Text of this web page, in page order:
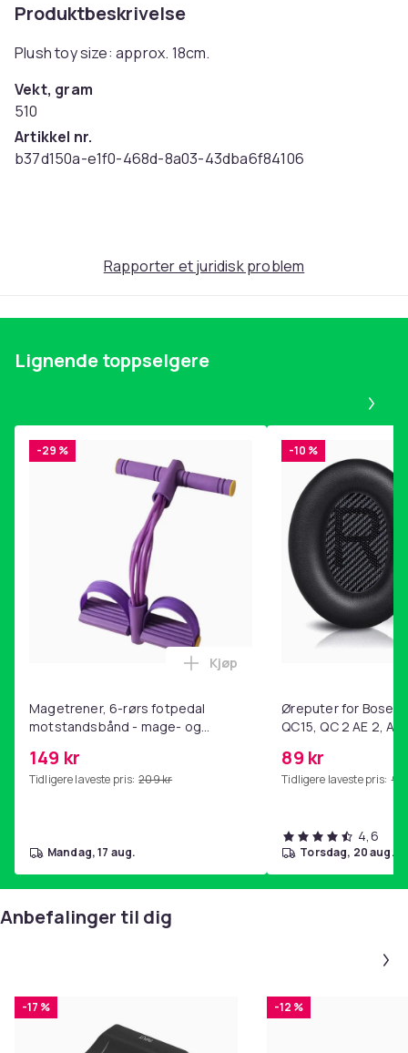
Produktbeskrivelse
Plush toy size: approx. 18cm.
Vekt, gram
510
Artikkel nr.
b37d150a-e1f0-468d-8a03-43dba6f84106
Rapporter et juridisk problem
Lignende toppselgere
-29 %
Magetrener, 6-rørs fotpedal
motstandsbånd - mage- og
hjemmegymnastikk Purple
149 kr
Tidligere laveste pris: 209 kr
Legg Magetrener, 6-rørs
Kjøp
mandag, 17 aug.
-10 %
Øreputer for Bose
QC15, QC 2 AE 2, AE
89 kr
Tidligere laveste pris: 99
4,6
torsdag, 20 aug.
Anbefalinger til dig
-17 % -12 %